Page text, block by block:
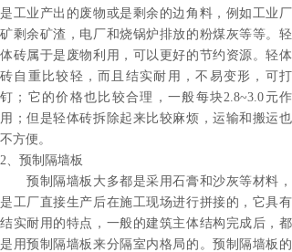
是工业产出的废物或是剩余的边角料，例如工业厂
矿剩余矿渣，电厂和烧锅炉排放的粉煤灰等等。轻
体砖属于是废物利用，可以更好的节约资源。轻体
砖自重比较轻，而且结实耐用，不易变形，可打
钉；它的价格也比较合理，一般每块2.8~3.0元作
用；但是轻体砖拆除起来比较麻烦，运输和搬运也
不方便。
2、预制隔墙板
预制隔墙板大多都是采用石膏和沙灰等材料，
是工厂直接生产后在施工现场进行拼接的，它具有
结实耐用的特点，一般的建筑主体结构完成后，都
是用预制隔墙板来分隔室内格局的。预制隔墙板的